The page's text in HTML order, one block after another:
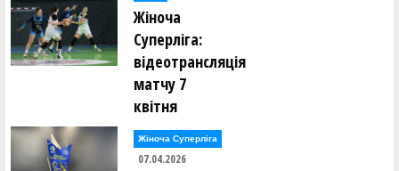
Жіноча
Суперліга:
відеотрансляція
матчу 7
квітня
Жіноча Суперліга
07.04.2026